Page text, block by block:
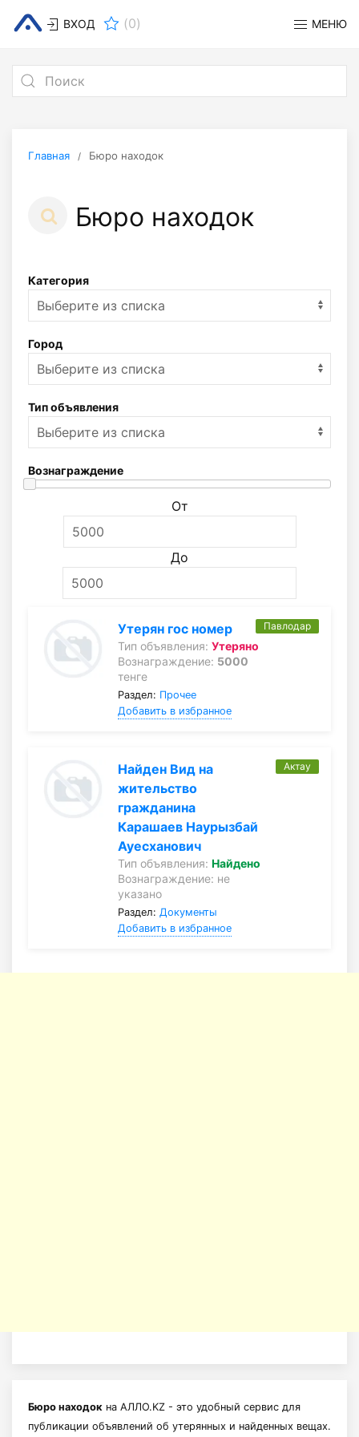
ВХОД (0) МЕНЮ
Главная Бюро находок
Бюро находок
Категория
Город
Тип объявления
Вознаграждение
От
До
Утерян гос номер
Тип объявления: Утеряно
Вознаграждение: 5000
тенге
Раздел: Прочее
Добавить в избранное
Павлодар
Найден Вид на
жительство
гражданина
Карашаев Наурызбай
Ауесханович
Тип объявления: Найдено
Вознаграждение: не
указано
Раздел: Документы
Добавить в избранное
Актау
Бюро находок на АЛЛО.KZ - это удобный сервис для
публикации объявлений об утерянных и найденных вещах.